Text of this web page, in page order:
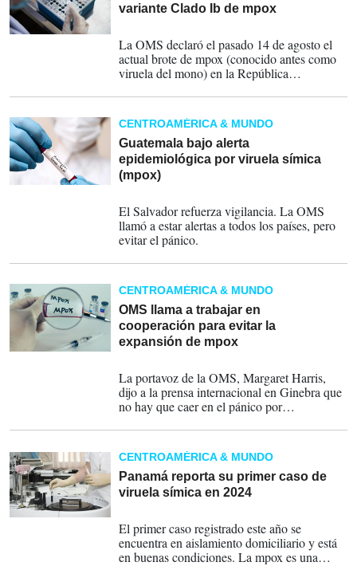
variante Clado Ib de mpox
La OMS declaró el pasado 14 de agosto el
actual brote de mpox (conocido antes como
viruela del mono) en la República
extendido a otros países cercanos, como una
emergencia de salud pública de alcance
internacional.
CENTROAMÉRICA & MUNDO
Guatemala bajo alerta
epidemiológica por viruela símica
(mpox)
El Salvador refuerza vigilancia. La OMS
llamó a estar alertas a todos los países, pero
evitar el pánico.
CENTROAMÉRICA & MUNDO
OMS llama a trabajar en
cooperación para evitar la
expansión de mpox
La portavoz de la OMS, Margaret Harris,
dijo a la prensa internacional en Ginebra que
no hay que caer en el pánico por
contagios.
CENTROAMÉRICA & MUNDO
Panamá reporta su primer caso de
viruela símica en 2024
El primer caso registrado este año se
encuentra en aislamiento domiciliario y está
en buenas condiciones. La mpox es una